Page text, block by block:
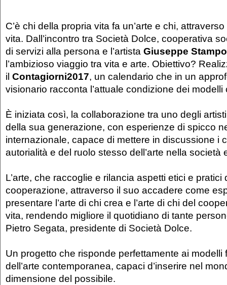
C’è chi della propria vita fa un’arte e chi,
vita. Dall’incontro tra Società Dolce, cooperativa
di servizi alla persona e l’artista Giuseppe
l’ambizioso viaggio tra vita e arte. Obiettivo?
il Contagiorni2017, un calendario che in un
visionario racconta l’attuale condizione dei modelli
È iniziata così, la collaborazione tra uno degli
della sua generazione, con esperienze di spicco
internazionale, capace di mettere in discussione i
autorialità e del ruolo stesso dell’arte nella società
L’arte, che raccoglie e rilancia aspetti etici e pratici
cooperazione, attraverso il suo accadere come
presentare l’arte di chi crea e l’arte di chi del
vita, rendendo migliore il quotidiano di tante
Pietro Segata, presidente di Società Dolce.
Un progetto che risponde perfettamente ai modelli
dell’arte contemporanea, capaci d’inserire nel
dimensione del possibile.